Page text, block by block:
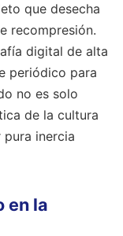
que desecha
recompresión.
digital de alta
periódico para
no es solo
de la cultura
inercia
en la